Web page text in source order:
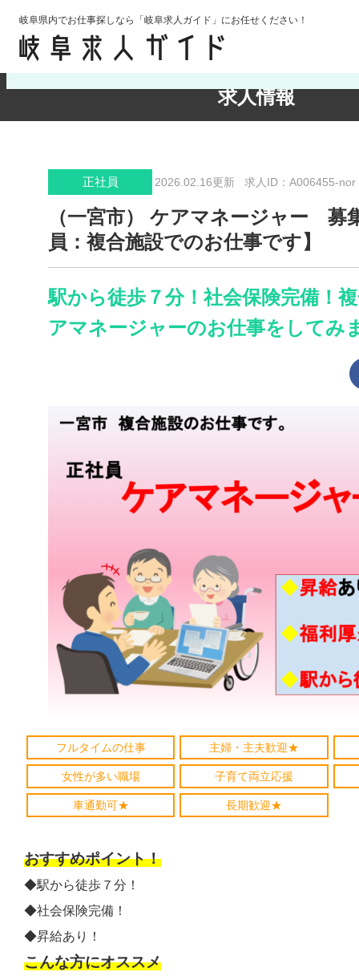
岐阜県内でお仕事探しなら「岐阜求人ガイド」にお任せください！
求人情報
検索条件の確認・変更
正社員 2026.02.16更新 求人ID：A006455-nor
（一宮市） ケアマネージャー 募
員：複合施設でのお仕事です】
駅から徒歩７分！社会保険完備！
アマネージャーのお仕事をしてみ
フルタイムの仕事 主婦・主夫歓迎★
女性が多い職場 子育て両立応援
車通勤可★ 長期歓迎★
おすすめポイント！
◆駅から徒歩７分！
◆社会保険完備！
◆昇給あり！
こんな方にオススメ